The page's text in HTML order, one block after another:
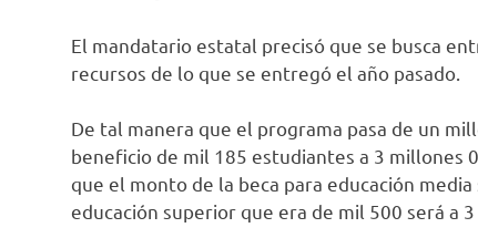
El mandatario estatal precisó que se busca
recursos de lo que se entregó el año pasado.
De tal manera que el programa pasa de un
beneficio de mil 185 estudiantes a 3 millones
que el monto de la beca para educación
educación superior que era de mil 500 será a